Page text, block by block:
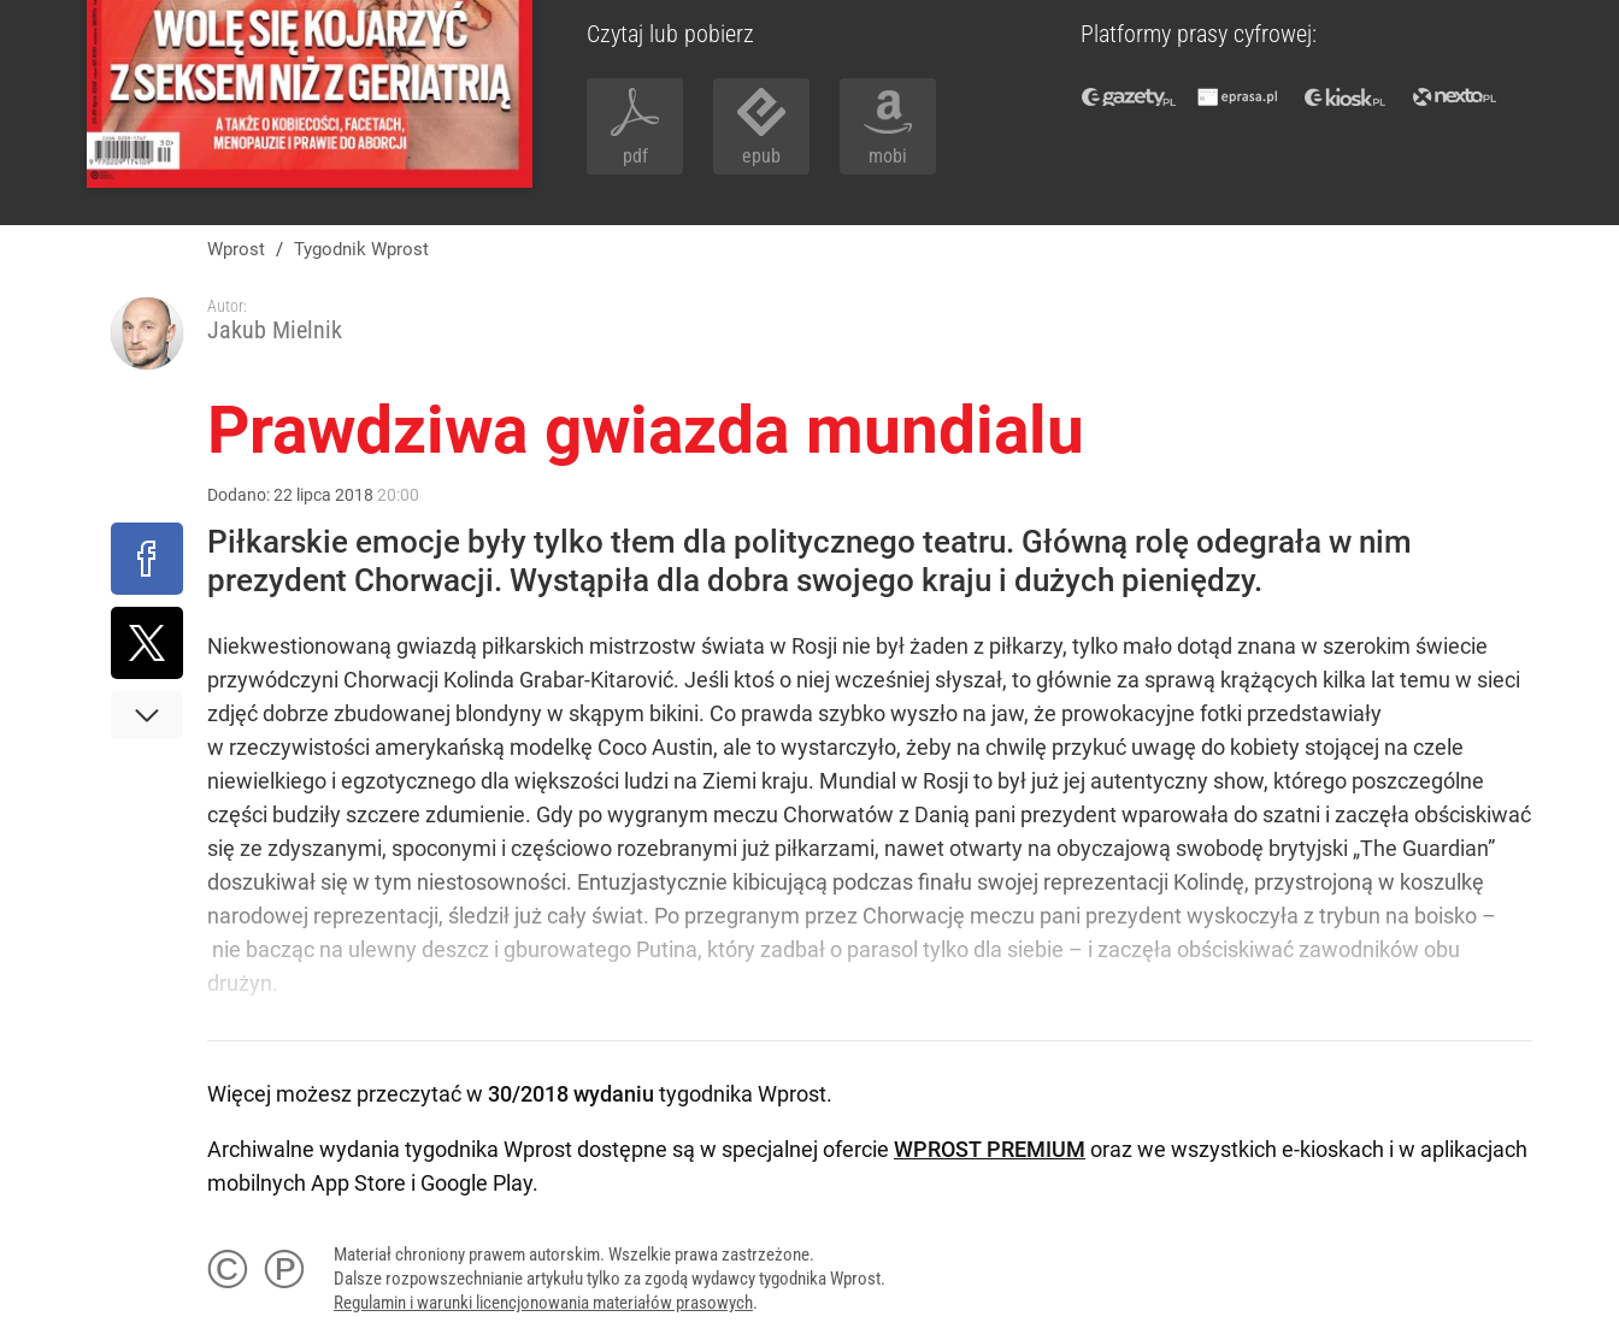
Czytaj lub pobierz
pdf epub mobi
Platformy prasy cyfrowej:
Wprost / Tygodnik Wprost
Autor:
Jakub Mielnik
Prawdziwa gwiazda mundialu
Dodano:22 lipca 2018 20:00
Piłkarskie emocje były tylko tłem dla politycznego teatru. Główną rolę odegrała w nim
prezydent Chorwacji. Wystąpiła dla dobra swojego kraju i dużych pieniędzy.
Niekwestionowaną gwiazdą piłkarskich mistrzostw świata w Rosji nie był żaden z piłkarzy, tylko mało dotąd znana w szerokim świecie
przywódczyni Chorwacji Kolinda Grabar-Kitarović. Jeśli ktoś o niej wcześniej słyszał, to głównie za sprawą krążących kilka lat temu w sieci
zdjęć dobrze zbudowanej blondyny w skąpym bikini. Co prawda szybko wyszło na jaw, że prowokacyjne fotki przedstawiały
w rzeczywistości amerykańską modelkę Coco Austin, ale to wystarczyło, żeby na chwilę przykuć uwagę do kobiety stojącej na czele
niewielkiego i egzotycznego dla większości ludzi na Ziemi kraju. Mundial w Rosji to był już jej autentyczny show, którego poszczególne
części budziły szczere zdumienie. Gdy po wygranym meczu Chorwatów z Danią pani prezydent wparowała do szatni i zaczęła obściskiwać
się ze zdyszanymi, spoconymi i częściowo rozebranymi już piłkarzami, nawet otwarty na obyczajową swobodę brytyjski „The Guardian”
doszukiwał się w tym niestosowności. Entuzjastycznie kibicującą podczas finału swojej reprezentacji Kolindę, przystrojoną w koszulkę
narodowej reprezentacji, śledził już cały świat. Po przegranym przez Chorwację meczu pani prezydent wyskoczyła z trybun na boisko –
nie bacząc na ulewny deszcz i gburowatego Putina, który zadbał o parasol tylko dla siebie – i zaczęła obściskiwać zawodników obu
drużyn.
Więcej możesz przeczytać w 30/2018 wydaniu tygodnika Wprost.
Archiwalne wydania tygodnika Wprost dostępne są w specjalnej ofercie WPROST PREMIUM oraz we wszystkich e-kioskach i w aplikacjach
mobilnych App Store i Google Play.
© ℗
Materiał chroniony prawem autorskim. Wszelkie prawa zastrzeżone.
Dalsze rozpowszechnianie artykułu tylko za zgodą wydawcy tygodnika Wprost.
Regulamin i warunki licencjonowania materiałów prasowych.